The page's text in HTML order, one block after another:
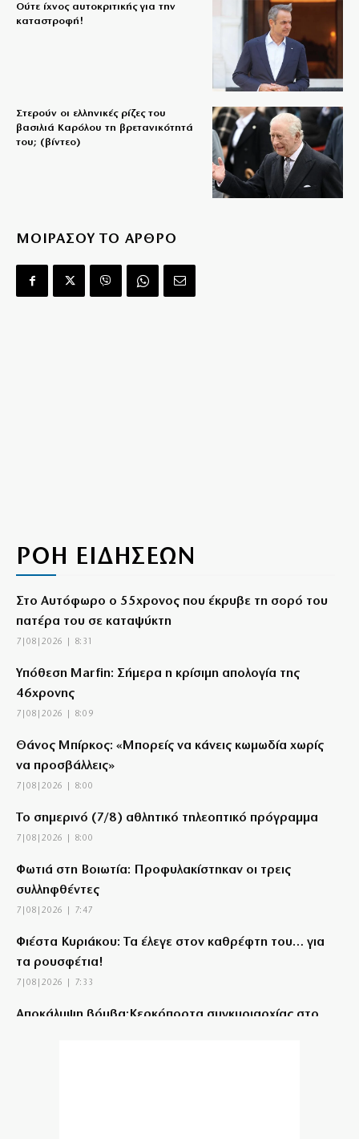
Ούτε ίχνος αυτοκριτικής για την
καταστροφή!
Στερούν οι ελληνικές ρίζες του
βασιλιά Καρόλου τη βρετανικότητά
του; (βίντεο)
ΜΟΙΡΑΣΟΥ ΤΟ ΑΡΘΡΟ
ΡΟΗ ΕΙΔΗΣΕΩΝ
Στο Αυτόφωρο ο 55χρονος που έκρυβε τη σορό του
πατέρα του σε καταψύκτη
7|08|2026 | 8:31
Υπόθεση Marfin: Σήμερα η κρίσιμη απολογία της
46χρονης
7|08|2026 | 8:09
Θάνος Μπίρκος: «Μπορείς να κάνεις κωμωδία χωρίς
να προσβάλλεις»
7|08|2026 | 8:00
Το σημερινό (7/8) αθλητικό τηλεοπτικό πρόγραμμα
7|08|2026 | 8:00
Φωτιά στη Βοιωτία: Προφυλακίστηκαν οι τρεις
συλληφθέντες
7|08|2026 | 7:47
Φιέστα Κυριάκου: Τα έλεγε στον καθρέφτη του… για
τα ρουσφέτια!
7|08|2026 | 7:33
Αποκάλυψη βόμβα:Κερκόπορτα συγκυριαρχίας στο